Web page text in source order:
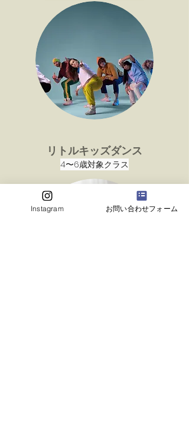
​​リトルキッズダンス
4〜6歳対象クラス
Instagram お問い合わせフォーム